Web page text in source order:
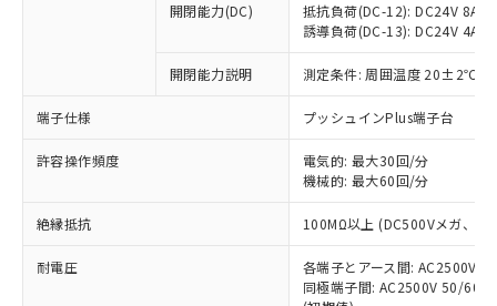
開閉能力(DC)
抵抗負荷(DC-12): DC24V 8A/
誘導負荷(DC-13): DC24V 4A/
開閉能力説明 測定条件: 周囲温度 20±2℃、
端子仕様 プッシュインPlus端子台
許容操作頻度
電気的: 最大30回/分
機械的: 最大60回/分
絶縁抵抗 100MΩ以上 (DC500Vメガ、点
耐電圧
各端子とアース間: AC2500V
同極端子間: AC2500V 50/
本サービスは、当社制御機器事業取扱
商品の当社在庫状況および標準価格
(税抜)を提供させていただくもので
当社制御機器事業取扱商品の中には、
ことをご了承ください。
在庫状況および標準価格照会結果は、
記載している更新日時点での社内デー
タに基づき作成されるものであり、閲
覧された時点での実際の在庫および標
準価格とは異なる場合があることをご
調査・確認中：EU RoHS指令（10物質）の
非含有の対応状況を調査中または確認中の
非該当品：ライセンス料など無形物で、有
害物質有無と関係のない商品です。
仕入先様の事情により、非含有部品として
いたものが、含有品と判明した場合などや
むを得ず変更することがあります。
*EU RoHS指令（10物質）：
鉛(Pb) 1000ppm以下、 水銀(Hg) 1000ppm以下、 カド
六価クロム(Cr(Ⅵ)) 1000ppm以下、ポリ臭化ビフェニル
類(PBB) 1000ppm以下、ポリ臭化ジフェニルエーテル類
「○」：最大均質材料含有率が中国RoHSの
基準値以下であることを示します。
「×」：最大均質材料含有率が中国RoHSの
基準値を超えていることを示します。
「－」：未確認です。当社販売部門へお問
*中国RoHS10物質の基準値 (GB/T26572)：
Pb(鉛) :1000ppm、 Hg(水銀) : 1000ppm、 Cd(カドミウ
Cr(Ⅵ)(六価クロム) : 1000ppm、 PBBs(ポリ臭化ビフェ
当社は、これら貴社製品のうち、外国
為替および外国貿易法に定める商品
または国外への提供する場合は、日本
国政府の輸出許可(または役務取引許
可)を取得するなどの必要な手続きを